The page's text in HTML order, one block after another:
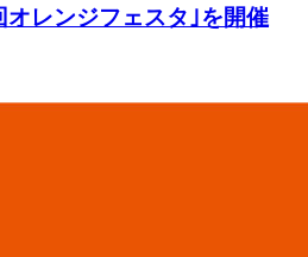
オレンジフェスタ｣を開催